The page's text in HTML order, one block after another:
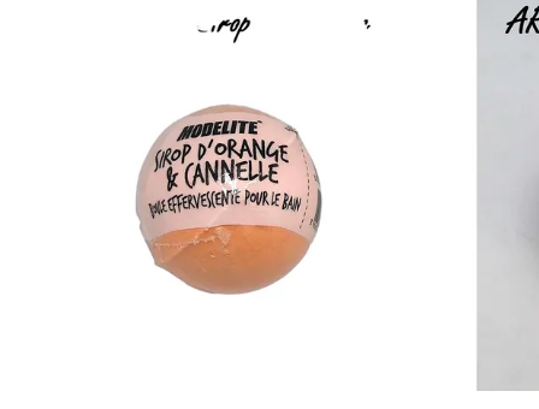
Linge de maison
Cuisine et art de la table
Salle de bain et beauté
Zoomer sur l'image